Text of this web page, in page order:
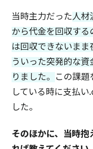
当時主力だった人材
から代金を回収す
は回収できないま
ういった突発的な
りました。この課
している時に支払
した。
そのほかに、当時